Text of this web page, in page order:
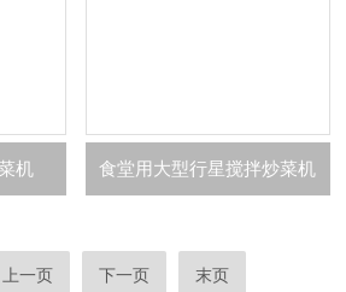
机 食堂用大型行星搅拌炒菜机
上一页 下一页 末页